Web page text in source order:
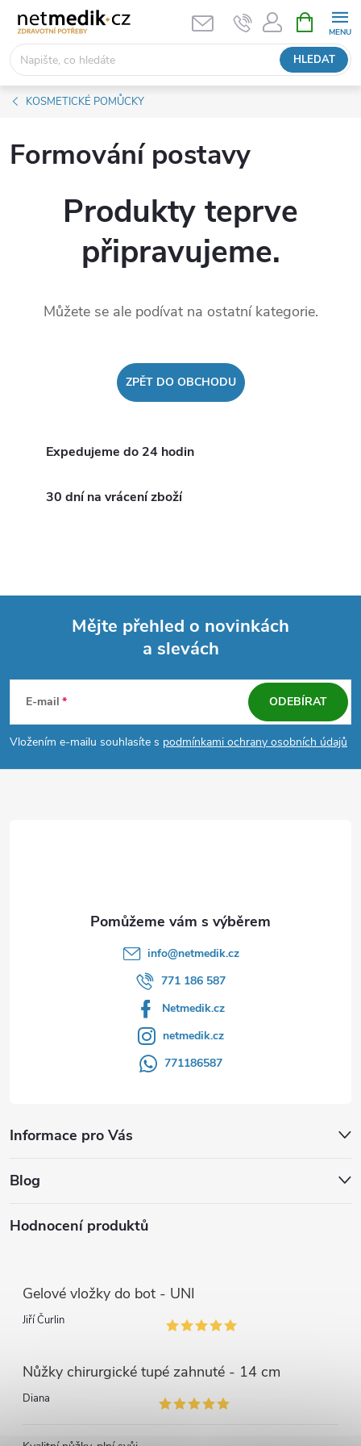
obsah
HLEDAT
NÁKUPNÍ
KOŠÍK
KOSMETICKÉ POMŮCKY
Formování postavy
Produkty teprve
připravujeme.
Můžete se ale podívat na ostatní kategorie.
ZPĚT DO OBCHODU
Expedujeme do 24 hodin
30 dní na vrácení zboží
p
Mějte přehled o novinkách
a slevách
E-mail
Vložením e-mailu souhlasíte s podmínkami ochrany osobních údajů
ODEBÍRAT
Informace pro Vás
info@netmedik.cz
771 186 587
Netmedik.cz
netmedik.cz
771186587
Blog
Hodnocení produktů
Gelové vložky do bot - UNI
Jiří Čurlin
Nůžky chirurgické tupé zahnuté - 14 cm
Diana